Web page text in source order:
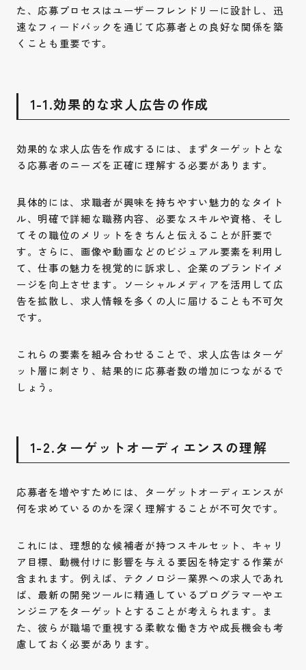
た、応募プロセスはユーザーフレンドリーに設計し、迅
速なフィードバックを通じて応募者との良好な関係を築
くことも重要です。
1-1.効果的な求人広告の作成
効果的な求人広告を作成するには、まずターゲットとな
る応募者のニーズを正確に理解する必要があります。
具体的には、求職者が興味を持ちやすい魅力的なタイト
ル、明確で詳細な職務内容、必要なスキルや資格、そし
てその職位のメリットをきちんと伝えることが肝要で
す。さらに、画像や動画などのビジュアル要素を利用し
て、仕事の魅力を視覚的に訴求し、企業のブランドイメ
ージを向上させます。ソーシャルメディアを活用して広
告を拡散し、求人情報を多くの人に届けることも不可欠
です。
これらの要素を組み合わせることで、求人広告はターゲ
ット層に刺さり、結果的に応募者数の増加につながるで
しょう。
1-2.ターゲットオーディエンスの理解
応募者を増やすためには、ターゲットオーディエンスが
何を求めているのかを深く理解することが不可欠です。
これには、理想的な候補者が持つスキルセット、キャリ
ア目標、動機付けに影響を与える要因を特定する作業が
含まれます。例えば、テクノロジー業界への求人であれ
ば、最新の開発ツールに精通しているプログラマーやエ
ンジニアをターゲットとすることが考えられます。ま
た、彼らが職場で重視する柔軟な働き方や成長機会も考
慮しておく必要があります。